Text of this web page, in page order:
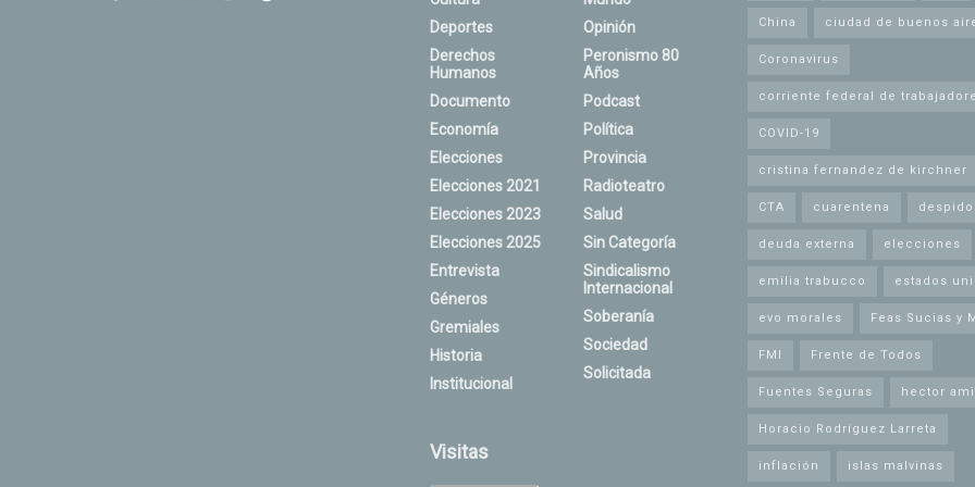
Deportes
Derechos
Humanos
Documento
Economía
Elecciones
Elecciones 2021
Elecciones 2023
Elecciones 2025
Entrevista
Géneros
Gremiales
Historia
Institucional
Opinión
Peronismo 80
Años
Podcast
Política
Provincia
Radioteatro
Salud
Sin Categoría
Sindicalismo
Internacional
Soberanía
Sociedad
Solicitada
Visitas
China ciudad de buenos
Coronavirus
corriente federal de
COVID-19
cristina fernandez de kirchner
CTA cuarentena
deuda externa elecciones
emilia trabucco estados
evo morales Feas Sucias y
FMI Frente de Todos
Fuentes Seguras hector
Horacio Rodríguez Larreta
inflación islas malvinas